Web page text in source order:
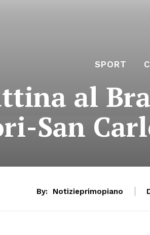
SPORT
al
San
By: Notizieprimopiano